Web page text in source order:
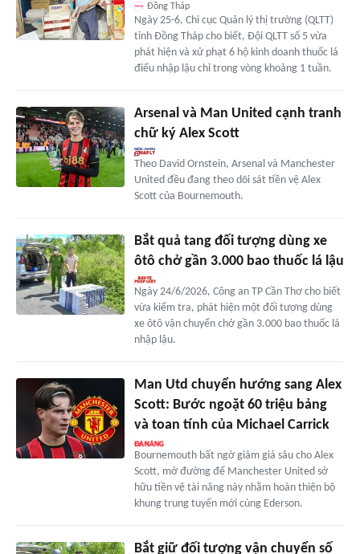
Đồng Tháp
Ngày 25-6, Chi cục Quản lý thị trường (QLTT)
tỉnh Đồng Tháp cho biết, Đội QLTT số 5 vừa
phát hiện và xử phạt 6 hộ kinh doanh thuốc lá
điếu nhập lậu chỉ trong vòng khoảng 1 tuần.
Arsenal và Man United cạnh tranh
chữ ký Alex Scott
Theo David Ornstein, Arsenal và Manchester
United đều đang theo dõi sát tiền vệ Alex
Scott của Bournemouth.
Bắt quả tang đối tượng dùng xe
ôtô chở gần 3.000 bao thuốc lá lậu
Ngày 24/6/2026, Công an TP Cần Thơ cho biết
vừa kiểm tra, phát hiện một đối tượng dùng
xe ôtô vận chuyển chở gần 3.000 bao thuốc lá
nhập lậu.
Man Utd chuyển hướng sang Alex
Scott: Bước ngoặt 60 triệu bảng
và toan tính của Michael Carrick
Bournemouth bất ngờ giảm giá sâu cho Alex
Scott, mở đường để Manchester United sở
hữu tiền vệ tài năng này nhằm hoàn thiện bộ
khung trung tuyến mới cùng Ederson.
Bắt giữ đối tượng vận chuyển số